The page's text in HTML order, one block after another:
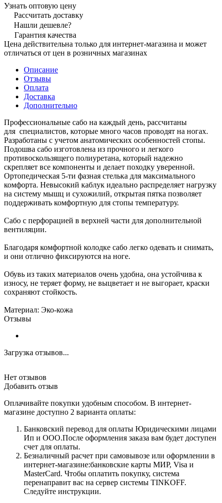
Узнать оптовую цену
Рассчитать доставку
Нашли дешевле?
Гарантия качества
Цена действительна только для интернет-магазина и может
отличаться от цен в розничных магазинах
Описание
Отзывы
Оплата
Доставка
Дополнительно
Профессиональные сабо на каждый день, рассчитаны
для специалистов, которые много часов проводят на ногах.
Разработаны с учетом анатомических особенностей стопы.
Подошва сабо изготовлена из прочного и легкого
противоскользящего полиуретана, который надежно
скрепляет все компоненты и делает походку уверенной.
Ортопедическая 5-ти фазная стелька для максимального
комфорта. Невысокий каблук идеально распределяет нагрузку
на систему мышц и сухожилий, открытая пятка позволяет
поддерживать комфортную для стопы температуру.
Сабо с перфорацией в верхней части для дополнительной
вентиляции.
Благодаря комфортной колодке сабо легко одевать и снимать,
и они отлично фиксируются на ноге.
Обувь из таких материалов очень удобна, она устойчива к
износу, не теряет форму, не выцветает и не выгорает, краски
сохраняют стойкость.
Материал: Эко-кожа
Отзывы
Загрузка отзывов...
Нет отзывов
Добавить отзыв
Оплачивайте покупки удобным способом. В интернет-
магазине доступно 2 варианта оплаты:
Банковский перевод для оплаты Юридическими лицами
Ип и ООО.После оформления заказа вам будет доступен
счет для оплаты.
Безналичный расчет при самовывозе или оформлении в
интернет-магазине:банковские карты МИР, Visa и
MasterCard. Чтобы оплатить покупку, система
перенаправит вас на сервер системы TINKOFF.
Следуйте инструкции.